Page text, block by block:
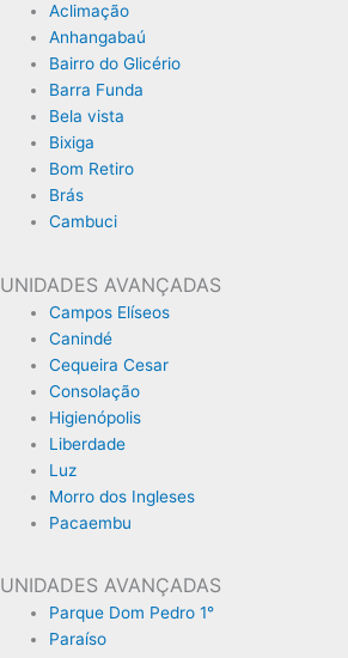
Aclimação
Anhangabaú
Bairro do Glicério
Barra Funda
Bela vista
Bixiga
Bom Retiro
Brás
Cambuci
UNIDADES AVANÇADAS
Campos Elíseos
Canindé
Cequeira Cesar
Consolação
Higienópolis
Liberdade
Luz
Morro dos Ingleses
Pacaembu
UNIDADES AVANÇADAS
Parque Dom Pedro 1°
Paraíso